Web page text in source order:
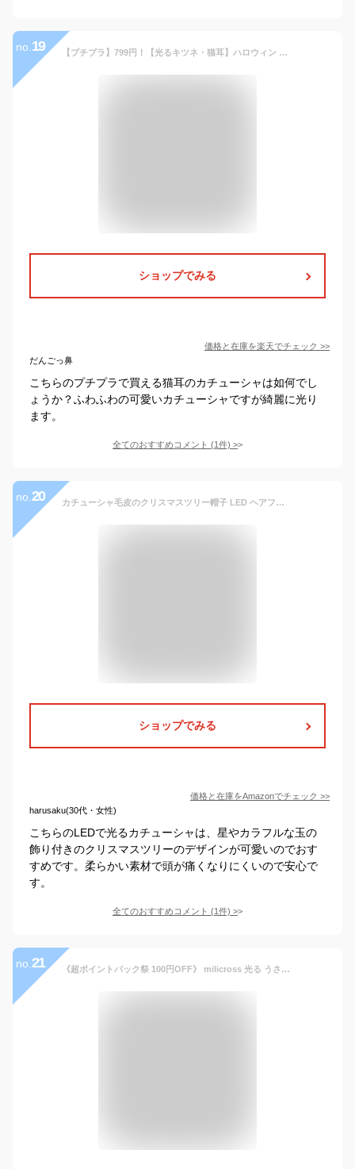
no. 19 【プチプラ】799円！【光るキツネ・猫耳】ハロウィン カチューシャ カチューシャ コスプレ かわいい リボン 鈴付き ふわふわ ハロウィン 仮装小物 ホラー コスプレヘアバンド コスプレ用品 トリッキー ヘアバンド 仮装 グッズ コスプレアクセアリー
ショップでみる
価格と在庫を楽天でチェック >>
だんごっ鼻
こちらのプチプラで買える猫耳のカチューシャは如何でし
ょうか？ふわふわの可愛いカチューシャですが綺麗に光り
ます。
全てのおすすめコメント (1件) >
no. 20 カチューシャ毛皮のクリスマスツリー帽子 LED ヘアフープハロウィンクリスマスかぶとパーティー用品
ショップでみる
価格と在庫をAmazonでチェック >>
harusaku(30代・女性)
こちらのLEDで光るカチューシャは、星やカラフルな玉の
飾り付きのクリスマスツリーのデザインが可愛いのでおす
すめです。柔らかい素材で頭が痛くなりにくいので安心で
す。
全てのおすすめコメント (1件) >
no. 21 《超ポイントバック祭 100円OFF》 milicross 光る うさ耳 カチューシャ キッズ 大人 | バニーカチューシャ うさ耳カチューシャ バニーガール 耳 バニー うさみみ コスプレ ハロウィン 衣装 グッズ 光るおもちゃ パーティ クラブ イベント 仮装